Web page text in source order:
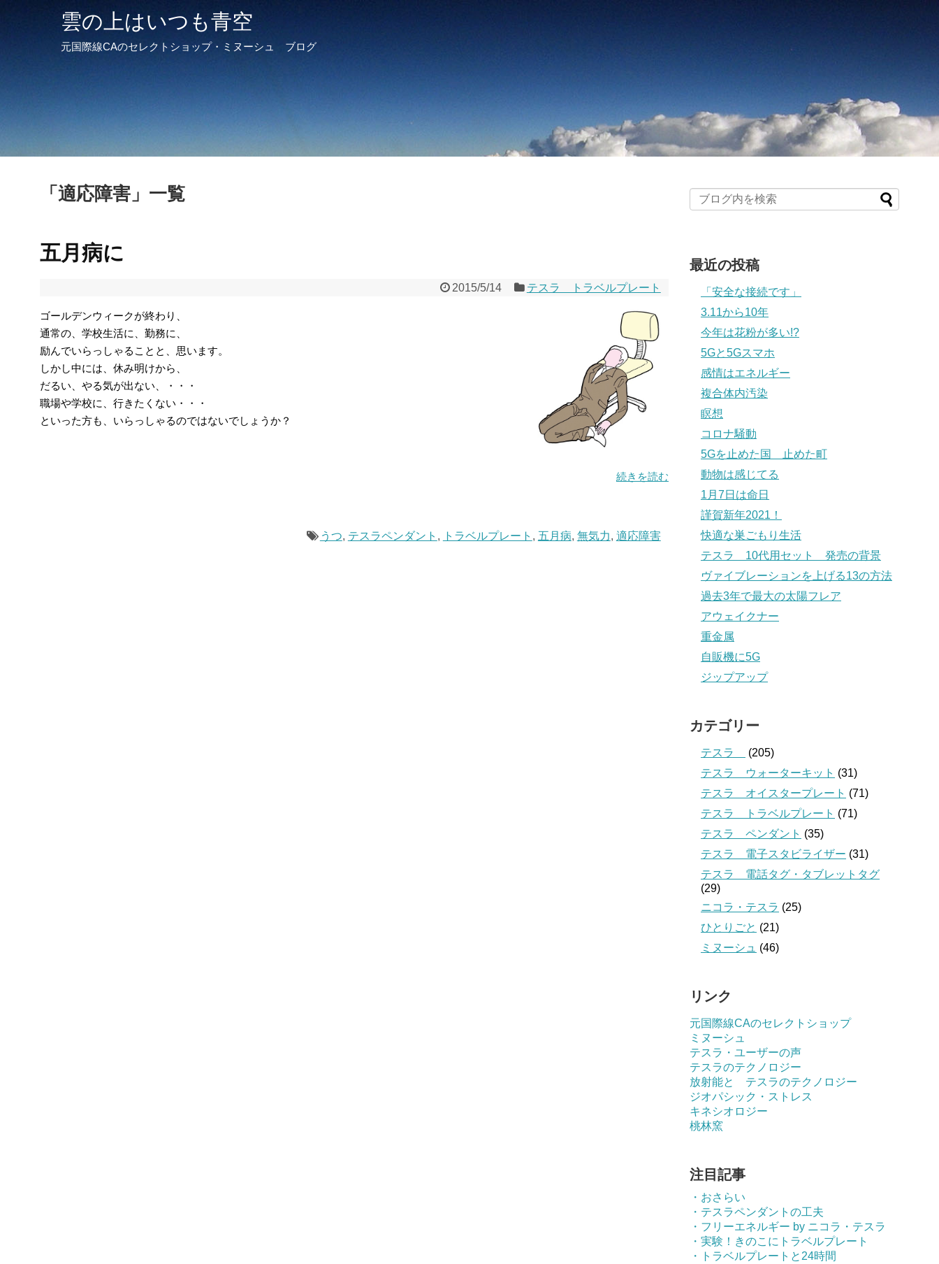
雲の上はいつも青空
元国際線CAのセレクトショップ・ミヌーシュ ブログ
「 適応障害 」 一覧
五月病に
2015/5/14 テスラ トラベルプレート
ゴールデンウィークが終わり、
通常の、学校生活に、勤務に、
励んでいらっしゃることと、思います。
しかし中には、休み明けから、
だるい、やる気が出ない、・・・
職場や学校に、行きたくない・・・
といった方も、いらっしゃるのではないでしょうか？
続きを読む
うつ, テスラペンダント , トラベルプレート , 五月病, 無気力, 適応障害
最近の投稿
「安全な接続です」
3.11から10年
今年は花粉が多い!?
5Gと5Gスマホ
感情はエネルギー
複合体内汚染
瞑想
コロナ騒動
5Gを止めた国 止めた町
動物は感じてる
1月7日は命日
謹賀新年2021！
快適な巣ごもり生活
テスラ 10代用セット 発売の背景
ヴァイブレーションを上げる13の方法
過去3年で最大の太陽フレア
アウェイクナー
重金属
自販機に5G
ジップアップ
カテゴリー
テスラ
(205)
テスラ ウォーターキット (31)
テスラ オイスタープレート (71)
テスラ トラベルプレート (71)
テスラ ペンダント (35)
テスラ 電子スタビライザー (31)
テスラ 電話タグ・タブレットタグ
(29)
ニコラ・テスラ (25)
ひとりごと (21)
ミヌーシュ (46)
リンク
元国際線CAのセレクトショップ
ミヌーシュ
テスラ・ユーザーの声
テスラのテクノロジー
放射能と テスラのテクノロジー
ジオパシック・ストレス
キネシオロジー
桃林窯
注目記事
・おさらい
・テスラペンダントの工夫
・フリーエネルギー by ニコラ・テスラ
・実験！きのこにトラベルプレート
・トラベルプレートと24時間